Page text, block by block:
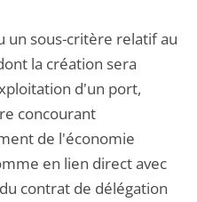
un sous-critère relatif au
la création sera
d'un port,
concourant
de l'économie
en lien direct avec
contrat de délégation